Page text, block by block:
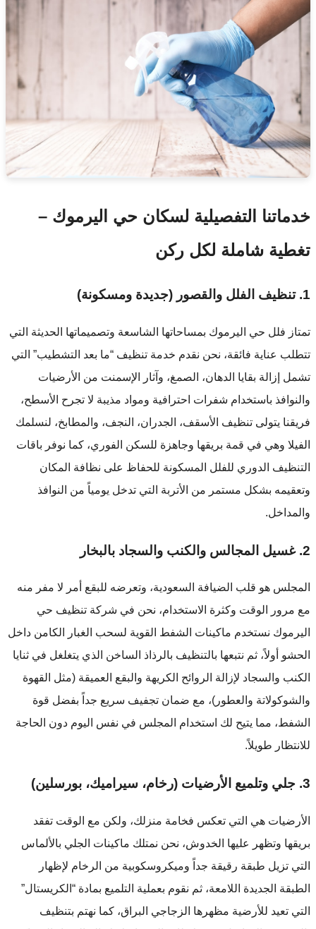
خدماتنا التفصيلية لسكان حي اليرموك –
تغطية شاملة لكل ركن
1. تنظيف الفلل والقصور (جديدة ومسكونة)
تمتاز فلل حي اليرموك بمساحاتها الشاسعة وتصميماتها الحديثة التي
تتطلب عناية فائقة، نحن نقدم خدمة تنظيف “ما بعد التشطيب” التي
تشمل إزالة بقايا الدهان، الصمغ، وآثار الإسمنت من الأرضيات
والنوافذ باستخدام شفرات احترافية ومواد مذيبة لا تجرح الأسطح،
فريقنا يتولى تنظيف الأسقف، الجدران، النجف، والمطابخ، لنسلمك
الفيلا وهي في قمة بريقها وجاهزة للسكن الفوري، كما نوفر باقات
التنظيف الدوري للفلل المسكونة للحفاظ على نظافة المكان
وتعقيمه بشكل مستمر من الأتربة التي تدخل يومياً من النوافذ
والمداخل.
2. غسيل المجالس والكنب والسجاد بالبخار
المجلس هو قلب الضيافة السعودية، وتعرضه للبقع أمر لا مفر منه
مع مرور الوقت وكثرة الاستخدام، نحن في شركة تنظيف حي
اليرموك نستخدم ماكينات الشفط القوية لسحب الغبار الكامن داخل
الحشو أولاً، ثم نتبعها بالتنظيف بالرذاذ الساخن الذي يتغلغل في ثنايا
الكنب والسجاد لإزالة الروائح الكريهة والبقع العميقة (مثل القهوة
والشوكولاتة والعطور)، مع ضمان تجفيف سريع جداً بفضل قوة
الشفط، مما يتيح لك استخدام المجلس في نفس اليوم دون الحاجة
للانتظار طويلاً.
3. جلي وتلميع الأرضيات (رخام، سيراميك، بورسلين)
الأرضيات هي التي تعكس فخامة منزلك، ولكن مع الوقت تفقد
بريقها وتظهر عليها الخدوش، نحن نمتلك ماكينات الجلي بالألماس
التي تزيل طبقة رقيقة جداً وميكروسكوبية من الرخام لإظهار
الطبقة الجديدة اللامعة، ثم نقوم بعملية التلميع بمادة “الكريستال”
التي تعيد للأرضية مظهرها الزجاجي البراق، كما نهتم بتنظيف